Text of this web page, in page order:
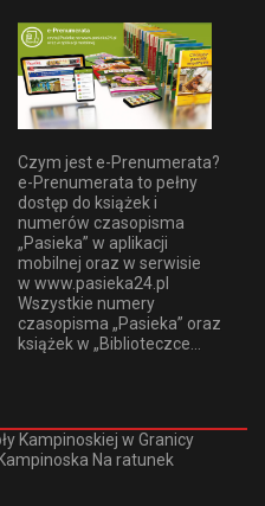
Czym jest e-Prenumerata?
e-Prenumerata to pełny
dostęp do książek i
numerów czasopisma
„Pasieka” w aplikacji
mobilnej oraz w serwisie
w www.pasieka24.pl
Wszystkie numery
czasopisma „Pasieka” oraz
książek w „Biblioteczce...
Kampinoskiej w Granicy
Na ratunek